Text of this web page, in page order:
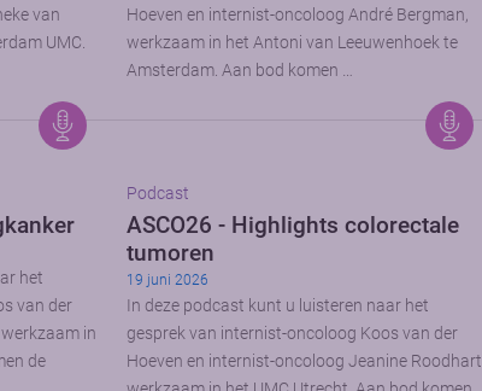
van
UMC.
Hoeven en internist-oncoloog André Bergman,
werkzaam in het Antoni van Leeuwenhoek te
Amsterdam. Aan bod komen …
het
van der
in
de
Podcast
ASCO26 - Highlights colorectale
tumoren
19 juni 2026
In deze podcast kunt u luisteren naar het
gesprek van internist-oncoloog Koos van der
Hoeven en internist-oncoloog Jeanine Roodhart